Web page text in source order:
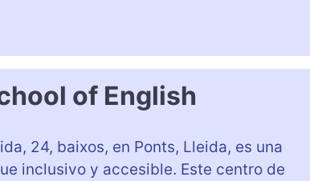
of English
24, baixos, en Ponts, Lleida, es una
inclusivo y accesible. Este centro de